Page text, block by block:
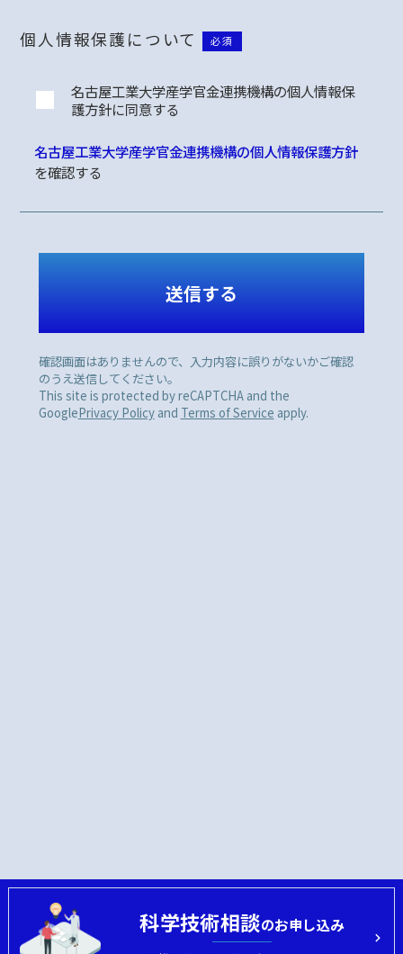
個人情報保護について 必須
名古屋工業大学産学官金連携機構の個人情報保
護方針に同意する
名古屋工業大学産学官金連携機構の個人情報保護方針
を確認する
確認画面はありませんので、入力内容に誤りがないかご確認
のうえ送信してください。
This site is protected by reCAPTCHA and the
GooglePrivacy Policyand Terms of Service apply.
科学技術相談のお申し込み